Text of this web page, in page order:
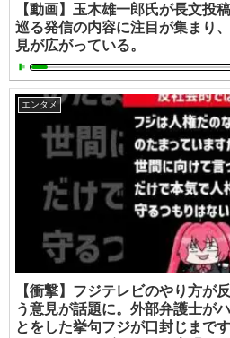
【動画】玉木雄一郎氏が長文投
巡る発信の内容に注目が集まり
見が広がっている。
エンタメ
【衝撃】フジテレビのやり方が
う意見が話題に。外部弁護士が
とをした挙句フジが口封じまで